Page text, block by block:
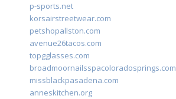
p-sports.net
korsairstreetwear.com
petshopallston.com
avenue26tacos.com
topgglasses.com
broadmoornailsspacoloradosprings.com
missblackpasadena.com
anneskitchen.org